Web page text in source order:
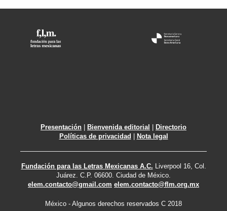
Presentación Bienvenida editorial
Directorio
Políticas de privacidad
Nota legal
Fundación para las Letras Mexicanas A.C. Liverpool 16, Col.
Juárez. C.P. 06600. Ciudad de México.
elem.contacto@gmail.com elem.contacto@flm.org.mx
México - Algunos derechos reservados C 2018